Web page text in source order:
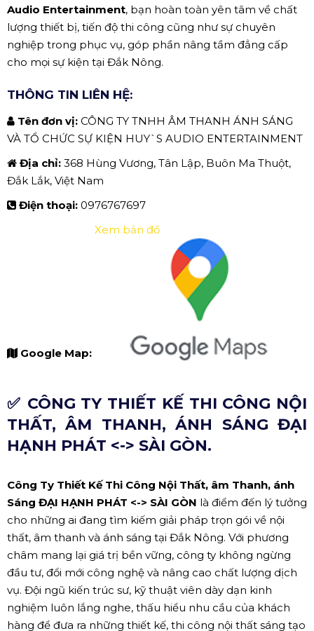
Audio Entertainment, bạn hoàn toàn yên tâm về chất
lượng thiết bị, tiến độ thi công cũng như sự chuyên
nghiệp trong phục vụ, góp phần nâng tầm đẳng cấp
cho mọi sự kiện tại Đắk Nông.
THÔNG TIN LIÊN HỆ:
Tên đơn vị: CÔNG TY TNHH ÂM THANH ÁNH SÁNG
VÀ TỔ CHỨC SỰ KIỆN HUY`S AUDIO ENTERTAINMENT
Địa chỉ: 368 Hùng Vương, Tân Lập, Buôn Ma Thuột,
Đắk Lắk, Việt Nam
Điện thoại: 0976767697
Google Map:
Xem bản đồ
✅ CÔNG TY THIẾT KẾ THI CÔNG NỘI
THẤT, ÂM THANH, ÁNH SÁNG ĐẠI
HẠNH PHÁT <-> SÀI GÒN.
Công Ty Thiết Kế Thi Công Nội Thất, âm Thanh, ánh
Sáng ĐẠI HẠNH PHÁT <-> SÀI GÒN là điểm đến lý tưởng
cho những ai đang tìm kiếm giải pháp trọn gói về nội
thất, âm thanh và ánh sáng tại Đắk Nông. Với phương
châm mang lại giá trị bền vững, công ty không ngừng
đầu tư, đổi mới công nghệ và nâng cao chất lượng dịch
vụ. Đội ngũ kiến trúc sư, kỹ thuật viên dày dạn kinh
nghiệm luôn lắng nghe, thấu hiểu nhu cầu của khách
hàng để đưa ra những thiết kế, thi công nội thất sáng tạo